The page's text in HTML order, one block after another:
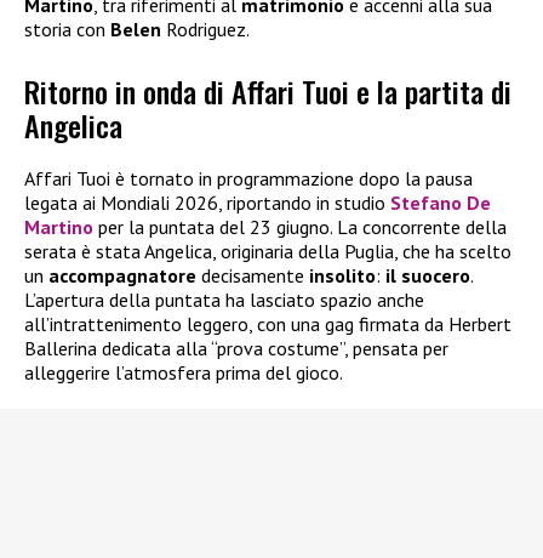
Martino, tra riferimenti al matrimonio e accenni alla sua
storia con Belen Rodriguez.
Ritorno in onda di Affari Tuoi e la partita di
Angelica
Affari Tuoi è tornato in programmazione dopo la pausa
legata ai Mondiali 2026, riportando in studio Stefano De
Martino per la puntata del 23 giugno. La concorrente della
serata è stata Angelica, originaria della Puglia, che ha scelto
un accompagnatore decisamente insolito: il suocero.
L’apertura della puntata ha lasciato spazio anche
all’intrattenimento leggero, con una gag firmata da Herbert
Ballerina dedicata alla “prova costume”, pensata per
alleggerire l’atmosfera prima del gioco.